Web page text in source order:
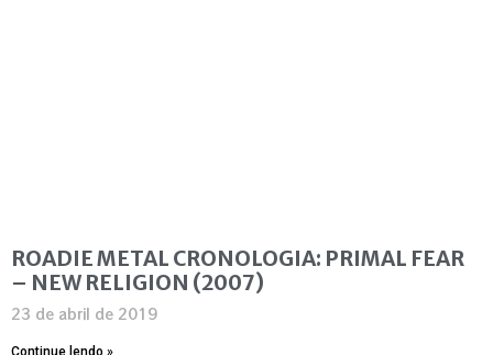
ROADIE METAL CRONOLOGIA: PRIMAL FEAR
– NEW RELIGION (2007)
23 de abril de 2019
Continue lendo »